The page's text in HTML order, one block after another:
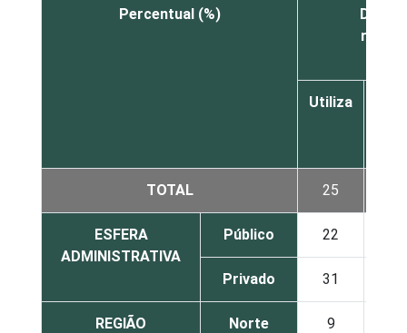
Percentual (%)
Utiliza
TOTAL 25
ESFERA
ADMINISTRATIVA
Público 22
Privado 31
REGIÃO Norte 9